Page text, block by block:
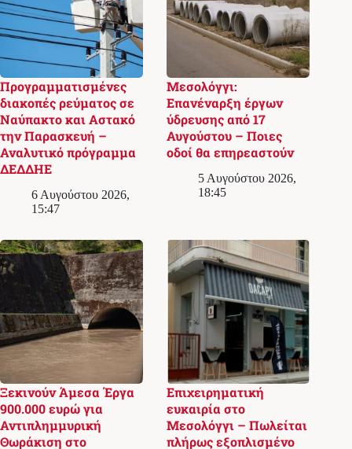
Προγραμματισμένες
διακοπές ρεύματος σε
Ναύπακτο και Αστακό
την Παρασκευή –
Αναλυτικό πρόγραμμα
ΔΕΔΔΗΕ
6 Αυγούστου 2026,
15:47
Μεσολόγγι:
Επανέναρξη έργων
ύδρευσης από 17
Αυγούστου – Ποιες
οδοί θα επηρεαστούν
5 Αυγούστου 2026,
18:45
Ξεκινούν Άμεσα Έργα
900.000 ευρώ για
Αντιπλημμυρική
Θωράκιση στο
Επιχειρηματική
ευκαιρία στο
Μεσολόγγι – Πωλείται
πλήρως εξοπλισμένο